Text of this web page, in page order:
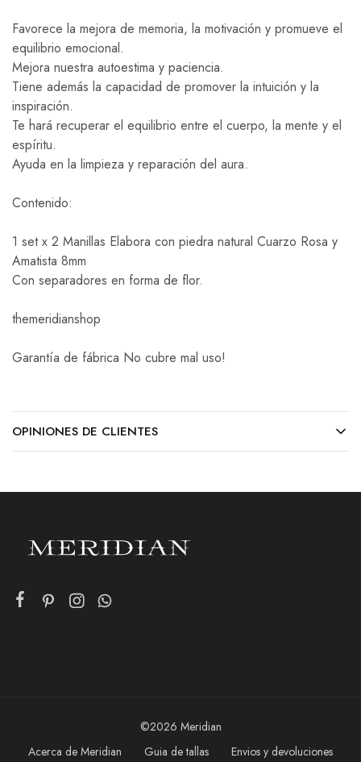
Favorece la mejora de memoria, la motivación y promueve el
equilibrio emocional.
Mejora nuestra autoestima y paciencia.
Tiene además la capacidad de promover la intuición y la
inspiración.
Te hará recuperar el equilibrio entre el cuerpo, la mente y el
espíritu.
Ayuda en la limpieza y reparación del aura.
Contenido:
1 set x 2 Manillas Elabora con piedra natural Cuarzo Rosa y
Amatista 8mm
Con separadores en forma de flor.
themeridianshop
Garantía de fábrica No cubre mal uso!
OPINIONES DE CLIENTES
©2026 Meridian
Acerca de Meridian
Guia de tallas
Envios y devoluciones